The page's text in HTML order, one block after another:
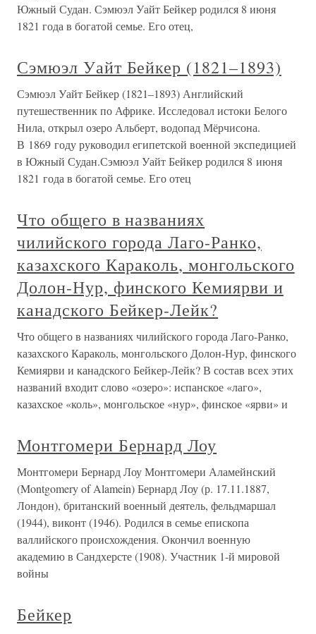
Южный Судан. Сэмюэл Уайт Бейкер родился 8 июня
1821 года в богатой семье. Его отец,
Сэмюэл Уайт Бейкер (1821–1893)
Сэмюэл Уайт Бейкер (1821–1893) Английский
путешественник по Африке. Исследовал истоки Белого
Нила, открыл озеро Альберт, водопад Мёрчисона.
В 1869 году руководил египетской военной экспедицией
в Южный Судан.Сэмюэл Уайт Бейкер родился 8 июня
1821 года в богатой семье. Его отец
Что общего в названиях
чилийского города Лаго-Ранко,
казахского Караколь, монгольского
Долон-Нур, финского Кемиярви и
канадского Бейкер-Лейк?
Что общего в названиях чилийского города Лаго-Ранко,
казахского Караколь, монгольского Долон-Нур, финского
Кемиярви и канадского Бейкер-Лейк? В состав всех этих
названий входит слово «озеро»: испанское «лаго»,
казахское «коль», монгольское «нур», финское «ярви» и
Монтгомери Бернард Лоу
Монтгомери Бернард Лоу Монтгомери Аламейнский
(Montgomery of Alamein) Бернард Лоу (р. 17.11.1887,
Лондон), британский военный деятель, фельдмаршал
(1944), виконт (1946). Родился в семье епископа
валлийского происхождения. Окончил военную
академию в Сандхерсте (1908). Участник 1-й мировой
войны
Бейкер